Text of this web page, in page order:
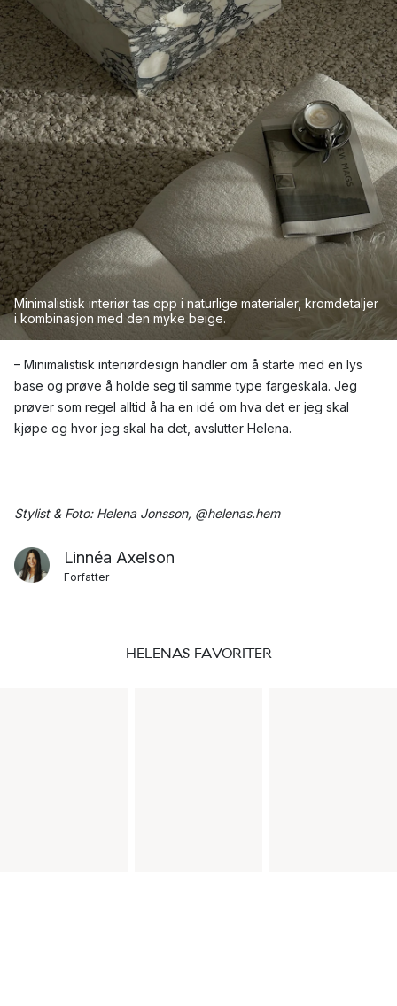
Minimalistisk interiør tas opp i naturlige materialer, kromdetaljer
i kombinasjon med den myke beige.
– Minimalistisk interiørdesign handler om å starte med en lys
base og prøve å holde seg til samme type fargeskala. Jeg
prøver som regel alltid å ha en idé om hva det er jeg skal
kjøpe og hvor jeg skal ha det, avslutter Helena.
Stylist & Foto: Helena Jonsson, @helenas.hem
Linnéa Axelson
Forfatter
HELENAS FAVORITER